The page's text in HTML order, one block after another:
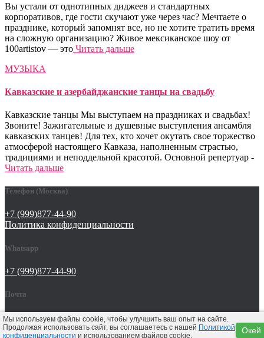
Вы устали от однотипных диджеев и стандартных
корпоративов, где гости скучают уже через час? Мечтаете о
празднике, который запомнят все, но не хотите тратить время
на сложную организацию? Живое мексиканское шоу от
100artistov — это Читать дальше
МУЗЫКА
Кавказские и азербайджанские танцы на свадьбу
Кавказские танцы Мы выступаем на праздниках и свадьбах!
Звоните! Зажигательные и душевные выступления ансамбля
кавказских танцев! Для тех, кто хочет окутать свое торжество
атмосферой настоящего Кавказа, наполненным страстью,
традициями и неподдельной красотой. Основной репертуар -
Читать дальше
Телефон (Москва)
+7 (999)877-44-90
Политика конфиденциальности
Мы используем файлы cookie, чтобы улучшить ваш опыт на сайте.
Продолжая использовать сайт, вы соглашаетесь с нашей Политикой
конфиденциальности и использованием файлов cookie.
Окей
Whatsapp
+7 (999)877-44-90
Почта
tat642@yandex.ru